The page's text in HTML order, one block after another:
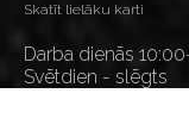
Skatīt lielāku karti
Darba dienās
Svētdien - slēgts